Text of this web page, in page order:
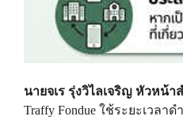
นายจเร รุ่งวิไลเจริญ หัวหน้
Traffy Fondue ใช้ระยะเวล